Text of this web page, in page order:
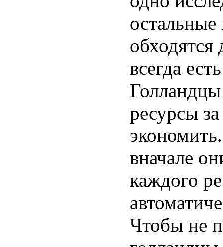
остальные
всегда
ресурсы
вначале
каждого
Чтобы не